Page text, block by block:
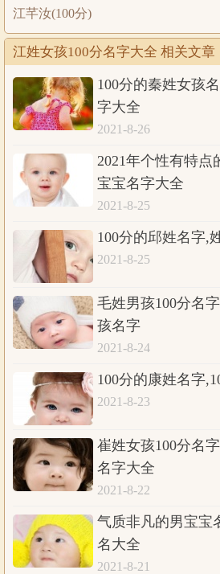
江芊汝(100分)
江姓女孩100分名字大全 相关文章
100分的秦姓女孩
字大全
2021-8-26
2021年个性有特点
宝宝名字大全
2021-8-25
100分的邱姓名字,
2021-8-25
毛姓男孩100分名
孩名字
2021-8-24
100分的康姓名字
2021-8-23
崔姓女孩100分名
名字大全
2021-8-22
气质非凡的男宝宝
名大全
2021-8-21